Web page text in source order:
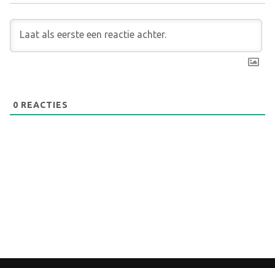
0 REACTIES